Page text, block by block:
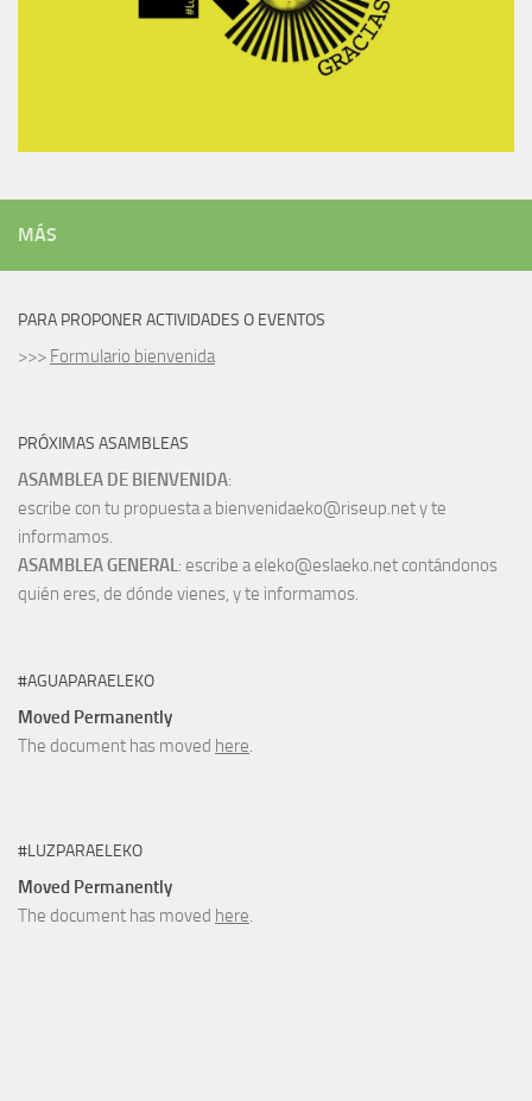
MÁS
PARA PROPONER ACTIVIDADES O EVENTOS
>>> Formulario bienvenida
PRÓXIMAS ASAMBLEAS
ASAMBLEA DE BIENVENIDA:
escribe con tu propuesta a bienvenidaeko@riseup.net y te
informamos.
ASAMBLEA GENERAL: escribe a eleko@eslaeko.net contándonos
quién eres, de dónde vienes, y te informamos.
#AGUAPARAELEKO
Moved Permanently
The document has moved here.
#LUZPARAELEKO
Moved Permanently
The document has moved here.